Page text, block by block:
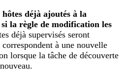
déjà ajoutés à la
la règle de modification les
déjà supervisés seront
à une nouvelle
lorsque la tâche de découverte